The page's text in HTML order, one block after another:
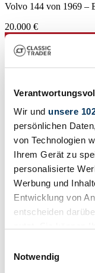
Wir und unsere
persönlichen
von Technologien
Ihrem Gerät zu
personalisierte
Werbung und
Entwicklung von
entscheiden
Trigger Symbol
Notwendig
Volvo 144 von 1969 –
20.000 €
S-A